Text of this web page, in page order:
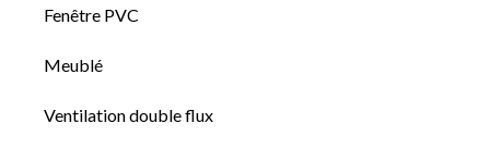
Fenêtre PVC
Meublé
Ventilation double flux